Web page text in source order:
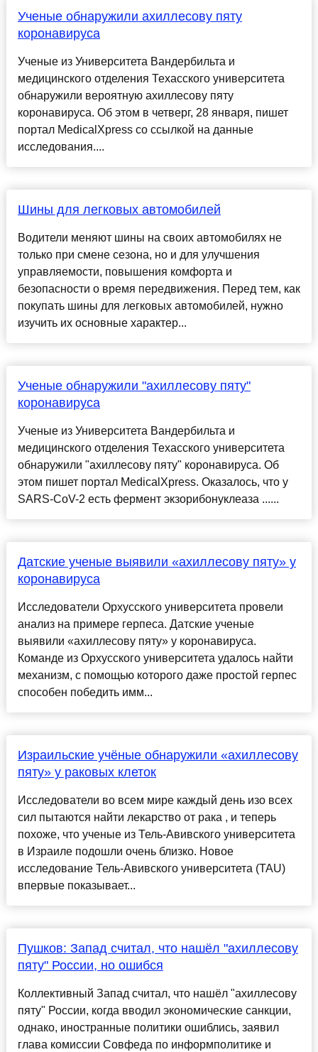
Ученые обнаружили ахиллесову пяту
коронавируса
Ученые из Университета Вандербильта и
медицинского отделения Техасского университета
обнаружили вероятную ахиллесову пяту
коронавируса. Об этом в четверг, 28 января, пишет
портал MedicalXpress со ссылкой на данные
исследования....
Шины для легковых автомобилей
Водители меняют шины на своих автомобилях не
только при смене сезона, но и для улучшения
управляемости, повышения комфорта и
безопасности о время передвижения. Перед тем, как
покупать шины для легковых автомобилей, нужно
изучить их основные характер...
Ученые обнаружили "ахиллесову пяту"
коронавируса
Ученые из Университета Вандербильта и
медицинского отделения Техасского университета
обнаружили "ахиллесову пяту" коронавируса. Об
этом пишет портал MedicalXpress. Оказалось, что у
SARS-CoV-2 есть фермент экзорибонуклеаза ......
Датские ученые выявили «ахиллесову пяту» у
коронавируса
Исследователи Орхусского университета провели
анализ на примере герпеса. Датские ученые
выявили «ахиллесову пяту» у коронавируса.
Команде из Орхусского университета удалось найти
механизм, с помощью которого даже простой герпес
способен победить имм...
Израильские учёные обнаружили «ахиллесову
пяту» у раковых клеток
Исследователи во всем мире каждый день изо всех
сил пытаются найти лекарство от рака , и теперь
похоже, что ученые из Тель-Авивского университета
в Израиле подошли очень близко. Новое
исследование Тель-Авивского университета (TAU)
впервые показывает...
Пушков: Запад считал, что нашёл "ахиллесову
пяту" России, но ошибся
Коллективный Запад считал, что нашёл "ахиллесову
пяту" России, когда вводил экономические санкции,
однако, иностранные политики ошиблись, заявил
глава комиссии Совфеда по информполитике и